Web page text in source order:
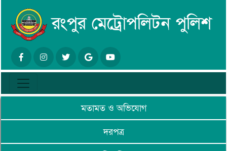
মতামত ও অভিযোগ
দরপত্র